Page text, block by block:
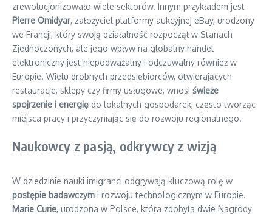
zrewolucjonizowało wiele sektorów. Innym przykładem jest
Pierre Omidyar, założyciel platformy aukcyjnej eBay, urodzony
we Francji, który swoją działalność rozpoczął w Stanach
Zjednoczonych, ale jego wpływ na globalny handel
elektroniczny jest niepodważalny i odczuwalny również w
Europie. Wielu drobnych przedsiębiorców, otwierających
restauracje, sklepy czy firmy usługowe, wnosi świeże
spojrzenie i energię do lokalnych gospodarek, często tworząc
miejsca pracy i przyczyniając się do rozwoju regionalnego.
Naukowcy z pasją, odkrywcy z wizją
W dziedzinie nauki imigranci odgrywają kluczową rolę w
postępie badawczym i rozwoju technologicznym w Europie.
Marie Curie, urodzona w Polsce, która zdobyła dwie Nagrody